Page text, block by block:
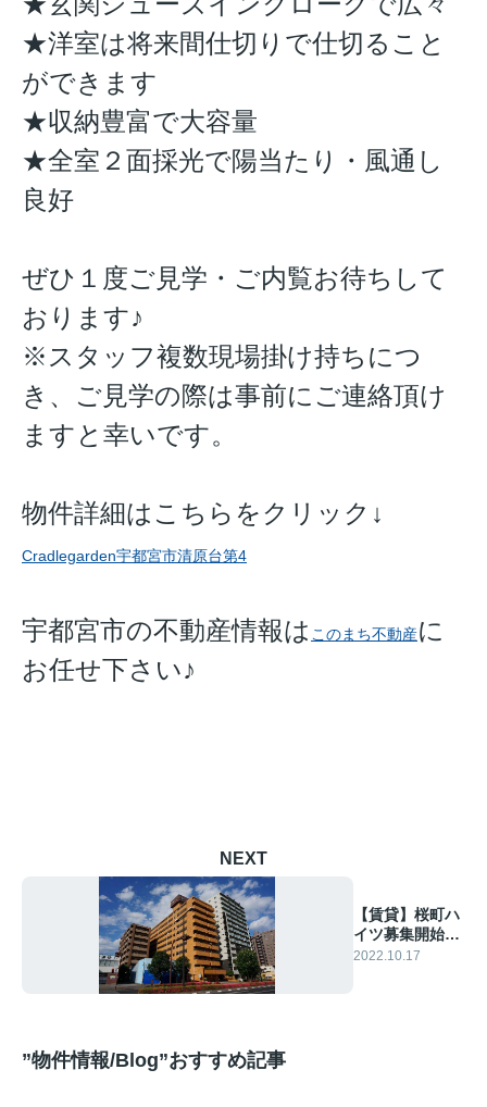
★洋室は将来間仕切りで仕切ること
ができます
★収納豊富で大容量
★全室２面採光で陽当たり・風通し
良好
ぜひ１度ご見学・ご内覧お待ちして
おります♪
※スタッフ複数現場掛け持ちにつ
き、ご見学の際は事前にご連絡頂け
ますと幸いです。
物件詳細はこちらをクリック↓
Cradlegarden宇都宮市清原台第4
宇都宮市の不動産情報は このまち不動産に
お任せ下さい♪
NEXT
【賃貸】桜町ハ
イツ募集開始で
す♪
2022.10.17
”物件情報/Blog”おすすめ記事